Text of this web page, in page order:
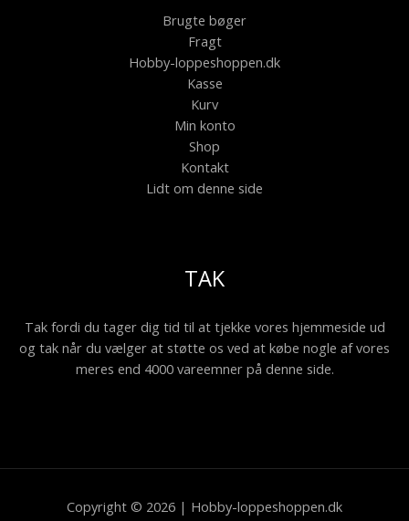
Brugte bøger
Fragt
Hobby-loppeshoppen.dk
Kasse
Kurv
Min konto
Shop
Kontakt
Lidt om denne side
TAK
Tak fordi du tager dig tid til at tjekke vores hjemmeside ud
og tak når du vælger at støtte os ved at købe nogle af vores
meres end 4000 vareemner på denne side.
Copyright © 2026 | Hobby-loppeshoppen.dk